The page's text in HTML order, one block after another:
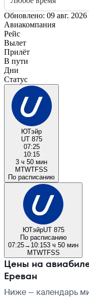
Обновлено: 09 авг. 2026
Авиакомпания
Рейс
Вылет
Прилёт
В пути
Дни
Статус
ЮТэйр
UT 875
07:25
10:15
3 ч 50 мин
MTWTFSS
По расписанию
ЮТэйрUT 875
По расписанию
07:25→ 10:153 ч 50 мин
MTWTFSS
Цены на
Ереван
Ниже — календарь